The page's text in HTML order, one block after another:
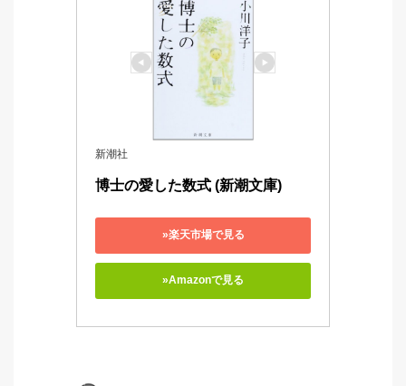
新潮社
博士の愛した数式 (新潮文庫)
»楽天市場で見る
»Amazonで見る